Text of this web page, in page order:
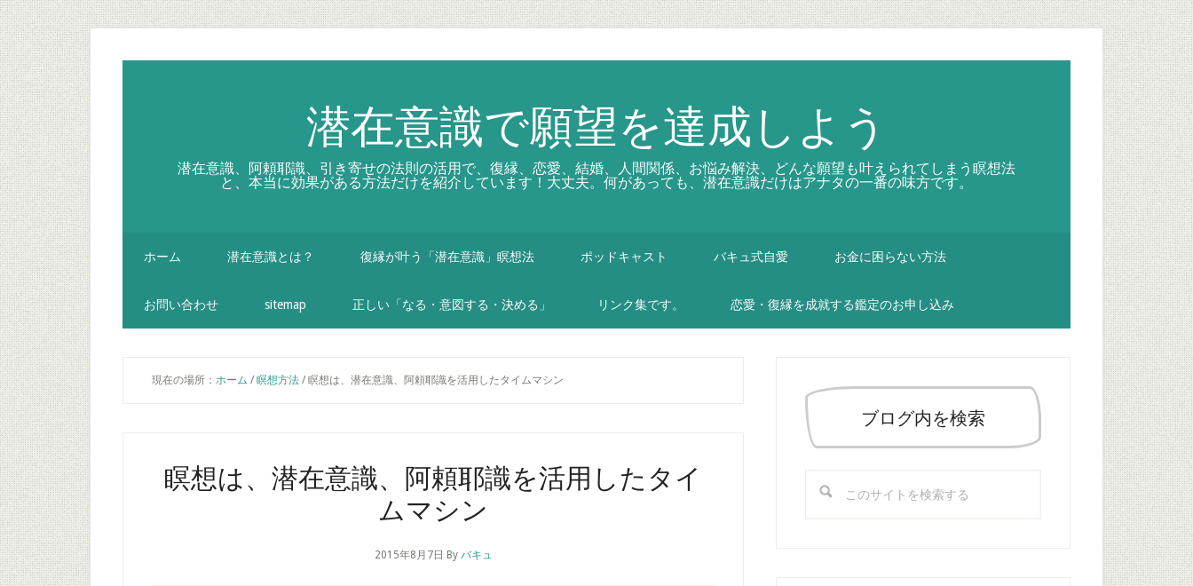
Skip
to
secondary
menu
Skip
to
main
content
Skip
to
primary
sidebar
潜在意識で願望を達成しよう
潜在意識、阿頼耶識、引き寄せの法則の活用で、復縁、恋愛、結婚、人間関係、お悩み解決、どんな願望も叶えられてしまう瞑想法
と、本当に効果がある方法だけを紹介しています！大丈夫。何があっても、潜在意識だけはアナタの一番の味方です。
ホーム 潜在意識とは？ 復縁が叶う「潜在意識」瞑想法 ポッドキャスト バキュ式自愛 お金に困らない方法
お問い合わせ sitemap 正しい「なる・意図する・決める」 リンク集です。 恋愛・復縁を成就する鑑定のお申し込み
現在の場所： ホーム / 瞑想方法 /瞑想は、潜在意識、阿頼耶識を活用したタイムマシン
瞑想は、潜在意識、阿頼耶識を活用したタイ
ムマシン
2015年8月7日 By バキュ
ブログ内を検索